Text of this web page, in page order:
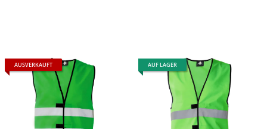
AUSVERKAUFT AUF LAGER